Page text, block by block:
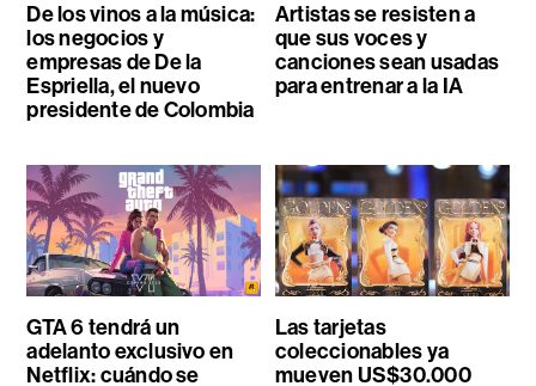
De los vinos a la música:
los negocios y
empresas de De la
Espriella, el nuevo
presidente de Colombia
Artistas se resisten a
que sus voces y
canciones sean usadas
para entrenar a la IA
GTA 6 tendrá un
adelanto exclusivo en
Netflix: cuándo se
Las tarjetas
coleccionables ya
mueven US$30.000